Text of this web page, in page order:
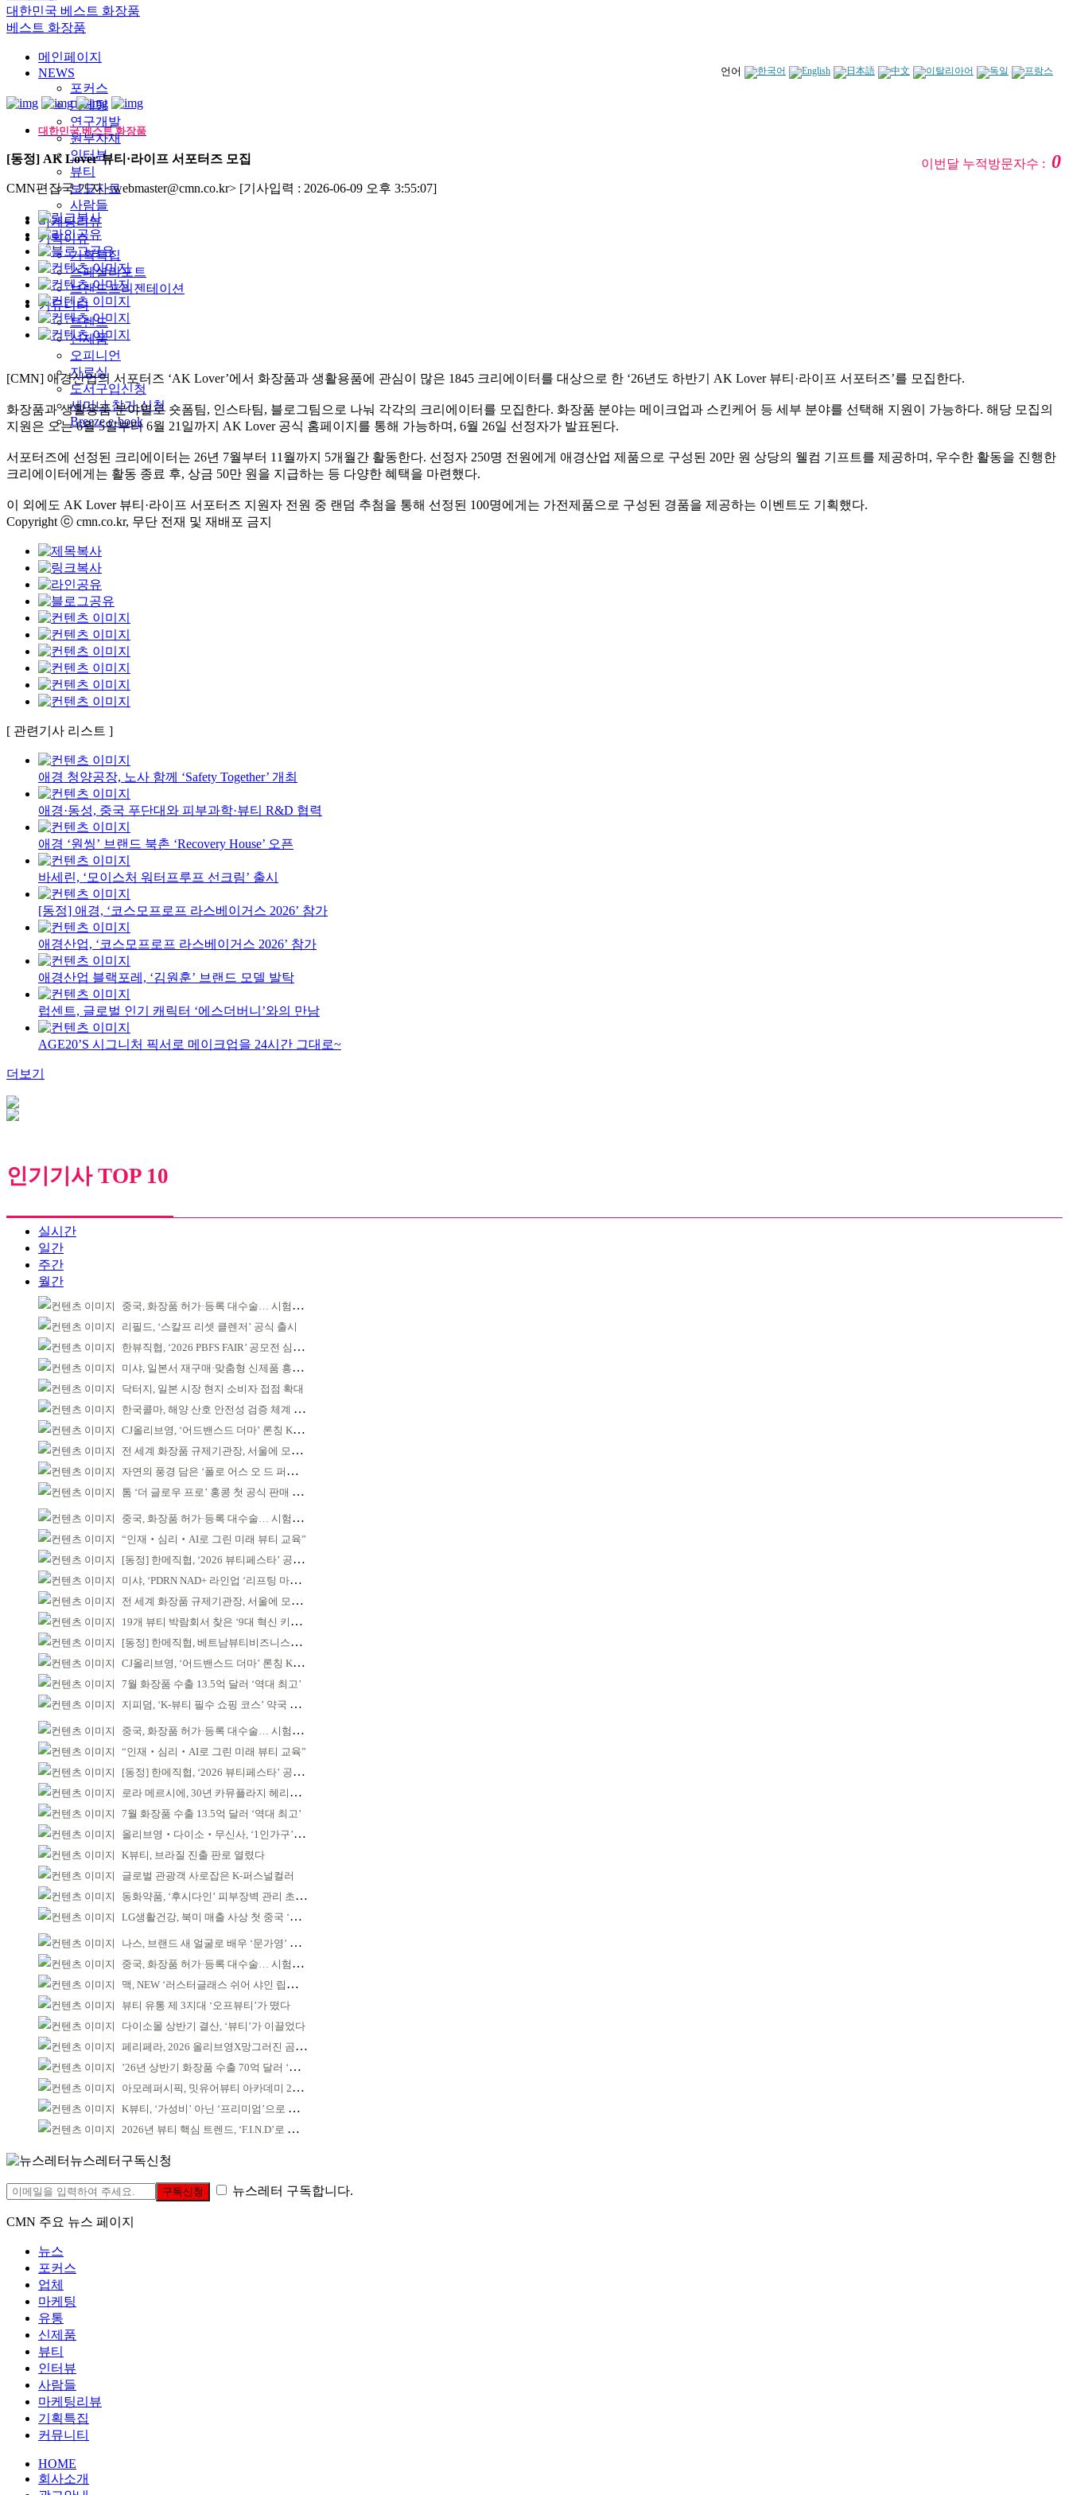
대한민국 베스트 화장품
베스트 화장품
언어
메인페이지
NEWS
포커스
마케팅
연구개발
원부자재
인터뷰
뷰티
보도자료
사람들
마케팅리뷰
기획이슈
기획특집
스페셜리포트
브랜드프리젠테이션
커뮤니티
트렌드
신제품
오피니언
자료실
도서구입신청
세미나 참가 신청
Breeze e-book
대한민국 베스트 화장품
이번달 누적방문자수 :0
[동정] AK Lover 뷰티·라이프 서포터즈 모집
CMN편집국 기자 <webmaster@cmn.co.kr> [기사입력 : 2026-06-09 오후 3:55:07]
[CMN] 애경산업의 서포터즈 ‘AK Lover’에서 화장품과 생활용품에 관심이 많은 1845 크리에이터를 대상으로 한 ‘26년도 하반기 AK Lover 뷰티·라이프 서포터즈’를 모집한다.
화장품과 생활용품 분야별로 숏폼팀, 인스타팀, 블로그팀으로 나눠 각각의 크리에이터를 모집한다. 화장품 분야는 메이크업과 스킨케어 등 세부 분야를 선택해 지원이 가능하다. 해당 모집의
지원은 오는 6월 5일부터 6월 21일까지 AK Lover 공식 홈페이지를 통해 가능하며, 6월 26일 선정자가 발표된다.
서포터즈에 선정된 크리에이터는 26년 7월부터 11월까지 5개월간 활동한다. 선정자 250명 전원에게 애경산업 제품으로 구성된 20만 원 상당의 웰컴 기프트를 제공하며, 우수한 활동을 진행한
크리에이터에게는 활동 종료 후, 상금 50만 원을 지급하는 등 다양한 혜택을 마련했다.
이 외에도 AK Lover 뷰티·라이프 서포터즈 지원자 전원 중 랜덤 추첨을 통해 선정된 100명에게는 가전제품으로 구성된 경품을 제공하는 이벤트도 기획했다.
Copyright ⓒ cmn.co.kr, 무단 전재 및 재배포 금지
[ 관련기사 리스트 ]
애경 청양공장, 노사 함께 ‘Safety Together’ 개최
애경·동성, 중국 푸단대와 피부과학·뷰티 R&D 협력
애경 ‘원씽’ 브랜드 북촌 ‘Recovery House’ 오픈
바세린, ‘모이스처 워터프루프 선크림’ 출시
[동정] 애경, ‘코스모프로프 라스베이거스 2026’ 참가
애경산업, ‘코스모프로프 라스베이거스 2026’ 참가
애경산업 블랙포레, ‘김원훈’ 브랜드 모델 발탁
럽센트, 글로벌 인기 캐릭터 ‘에스더버니’와의 만남
AGE20’S 시그니처 픽서로 메이크업을 24시간 그대로~
더보기
인기기사 TOP 10
실시간
일간
주간
월간
중국, 화장품 허가·등록 대수술… 시험자료 공용 허용
리필드, ‘스칼프 리셋 클렌저’ 공식 출시
한뷰직협, ‘2026 PBFS FAIR’ 공모전 심사 성료
미샤, 일본서 재구매·맞춤형 신제품 흥행 ‘쌍끌이’
닥터지, 일본 시장 현지 소비자 접점 확대
한국콜마, 해양 산호 안전성 검증 체계 구축
CJ올리브영, ‘어드밴스드 더마’ 론칭 K더마 육성 박차
전 세계 화장품 규제기관장, 서울에 모인다
자연의 풍경 담은 ‘폴로 어스 오 드 퍼퓸’ 4종 출시
톰 ‘더 글로우 프로’ 홍콩 첫 공식 판매 완판
중국, 화장품 허가·등록 대수술… 시험자료 공용 허용
“인재‧심리‧AI로 그린 미래 뷰티 교육”
[동정] 한메직협, ‘2026 뷰티페스타’ 공동 주최
미샤, ‘PDRN NAD+ 라인업 ‘리프팅 마스크’ 출시
전 세계 화장품 규제기관장, 서울에 모인다
19개 뷰티 박람회서 찾은 ‘9대 혁신 키워드’
[동정] 한메직협, 베트남뷰티비즈니스협회와 MOU
CJ올리브영, ‘어드밴스드 더마’ 론칭 K더마 육성 박차
7월 화장품 수출 13.5억 달러 ‘역대 최고’
지피덤, ‘K-뷰티 필수 쇼핑 코스’ 약국 공략
중국, 화장품 허가·등록 대수술… 시험자료 공용 허용
“인재‧심리‧AI로 그린 미래 뷰티 교육”
[동정] 한메직협, ‘2026 뷰티페스타’ 공동 주최
로라 메르시에, 30년 카뮤플라지 헤리티지 담아
7월 화장품 수출 13.5억 달러 ‘역대 최고’
올리브영‧다이소‧무신사, ‘1인가구’가 이끈다
K뷰티, 브라질 진출 판로 열렸다
글로벌 관광객 사로잡은 K-퍼스널컬러
동화약품, ‘후시다인’ 피부장벽 관리 초점 ‘리브랜딩’
LG생활건강, 북미 매출 사상 첫 중국 ‘추월’
나스, 브랜드 새 얼굴로 배우 ‘문가영’ 발탁
중국, 화장품 허가·등록 대수술… 시험자료 공용 허용
맥, NEW ‘러스터글래스 쉬어 샤인 립스틱’ 출시
뷰티 유통 제 3지대 ‘오프뷰티’가 떴다
다이소몰 상반기 결산, ‘뷰티’가 이끌었다
페리페라, 2026 올리브영X망그러진 곰 콜라보
’26년 상반기 화장품 수출 70억 달러 ‘역대 최고’
아모레퍼시픽, 밋유어뷰티 아카데미 2기 발대식
K뷰티, ‘가성비’ 아닌 ‘프리미엄’으로 승부걸어야
2026년 뷰티 핵심 트렌드, ‘F.I.N.D’로 읽는다
뉴스레터구독신청
구독신청 뉴스레터 구독합니다.
CMN 주요 뉴스 페이지
뉴스
포커스
업체
마케팅
유통
신제품
뷰티
인터뷰
사람들
마케팅리뷰
기획특집
커뮤니티
HOME
회사소개